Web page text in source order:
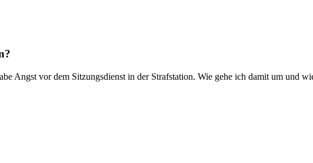
Angst vor dem Sitzungsdienst in der Strafstation. Wie gehe ich damit um und